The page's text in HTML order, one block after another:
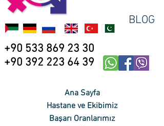
BLOG
+90 533 869 23 30
+90 392 223 64 39
Ana Sayfa
Hastane ve Ekibimiz
Başarı Oranlarımız